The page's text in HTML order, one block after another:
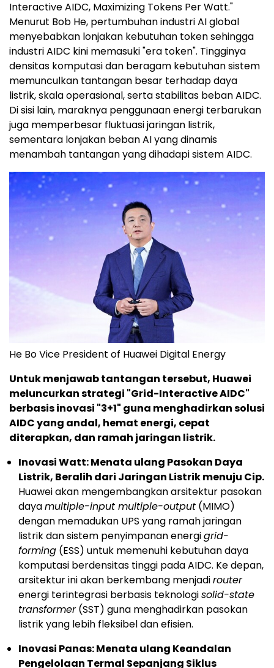
Interactive AIDC, Maximizing Tokens Per Watt."
Menurut Bob He, pertumbuhan industri AI global
menyebabkan lonjakan kebutuhan token sehingga
industri AIDC kini memasuki "era token". Tingginya
densitas komputasi dan beragam kebutuhan sistem
memunculkan tantangan besar terhadap daya
listrik, skala operasional, serta stabilitas beban AIDC.
Di sisi lain, maraknya penggunaan energi terbarukan
juga memperbesar fluktuasi jaringan listrik,
sementara lonjakan beban AI yang dinamis
menambah tantangan yang dihadapi sistem AIDC.
He Bo Vice President of Huawei Digital Energy
Untuk menjawab tantangan tersebut, Huawei
meluncurkan strategi "Grid-Interactive AIDC"
berbasis inovasi "3+1" guna menghadirkan solusi
AIDC yang andal, hemat energi, cepat
diterapkan, dan ramah jaringan listrik.
Inovasi Watt: Menata ulang Pasokan Daya
Listrik, Beralih dari Jaringan Listrik menuju Cip.
Huawei akan mengembangkan arsitektur pasokan
dayamultiple-input multiple-output (MIMO)
dengan memadukan UPS yang ramah jaringan
listrik dan sistem penyimpanan energigrid-
forming (ESS) untuk memenuhi kebutuhan daya
komputasi berdensitas tinggi pada AIDC. Ke depan,
arsitektur ini akan berkembang menjadirouter
energi terintegrasi berbasis teknologisolid-state
transformer(SST) guna menghadirkan pasokan
listrik yang lebih fleksibel dan efisien.
Inovasi Panas: Menata ulang Keandalan
Pengelolaan Termal Sepanjang Siklus